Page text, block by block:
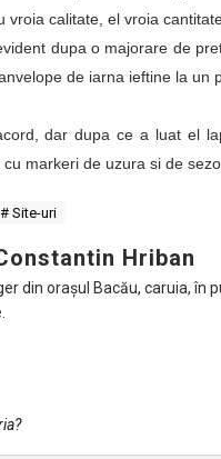
vroia calitate, el vroia
dupa o majorare de
de iarna ieftine la un
dar dupa ce a luat el
markeri de uzura si de
# Site-uri
Hriban
din orașul Bacău, caruia, în